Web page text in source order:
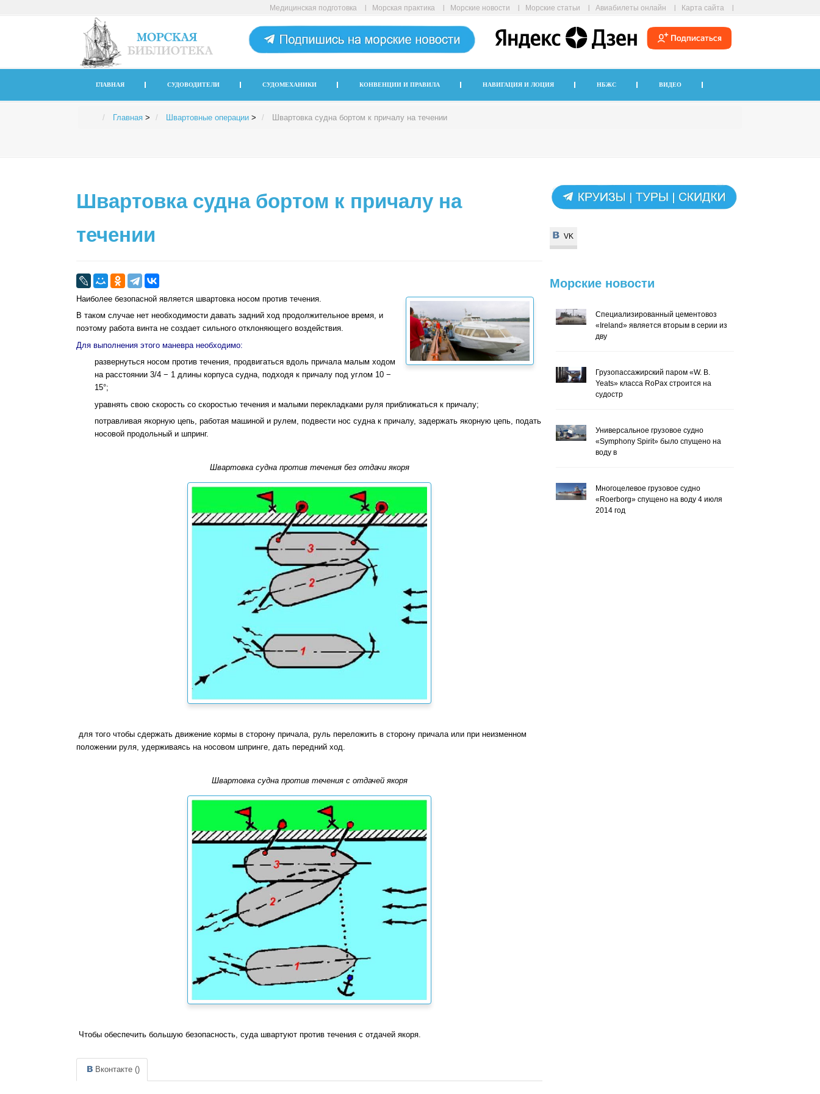
Медицинская подготовка Морская практика Морские новости Морские статьи Авиабилеты онлайн Карта сайта
ГЛАВНАЯ СУДОВОДИТЕЛИ СУДОМЕХАНИКИ КОНВЕНЦИИ И ПРАВИЛА НАВИГАЦИЯ И ЛОЦИЯ НБЖС ВИДЕО
Главная > Швартовные операции > Швартовка судна бортом к причалу на течении
Швартовка судна бортом к причалу на
течении
Наиболее безопасной является швартовка носом против течения.
В таком случае нет необходимости давать задний ход продолжительное время, и
поэтому работа винта не создает сильного отклоняющего воздействия.
Для выполнения этого маневра необходимо:
развернуться носом против течения, продвигаться вдоль причала малым ходом
на расстоянии 3/4 − 1 длины корпуса судна, подходя к причалу под углом 10 −
15°;
уравнять свою скорость со скоростью течения и малыми перекладками руля приближаться к причалу;
потравливая якорную цепь, работая машиной и рулем, подвести нос судна к причалу, задержать якорную цепь, подать
носовой продольный и шпринг.
Швартовка судна против течения без отдачи якоря
для того чтобы сдержать движение кормы в сторону причала, руль переложить в сторону причала или при неизменном
положении руля, удерживаясь на носовом шпринге, дать передний ход.
Швартовка судна против течения с отдачей якоря
Чтобы обеспечить большую безопасность, суда швартуют против течения с отдачей якоря.
Вконтакте ()
VK
VK
Морские новости
Специализированный цементовоз
«Ireland» является вторым в серии из
дву
Грузопассажирский паром «W. B.
Yeats» класса RoPax строится на
судостр
Универсальное грузовое судно
«Symphony Spirit» было спущено на
воду в
Многоцелевое грузовое судно
«Roerborg» спущено на воду 4 июля
2014 год